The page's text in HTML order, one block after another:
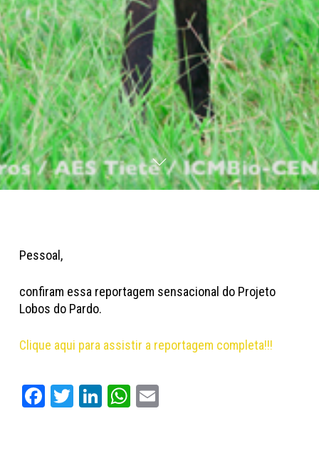
Pessoal,
confiram essa reportagem sensacional do Projeto
Lobos do Pardo.
Clique aqui para assistir a reportagem completa!!!
Facebook
Twitter
LinkedIn
WhatsApp
Email